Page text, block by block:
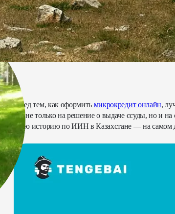
МФО TodayFinance Kazakhstan.
перед тем, как оформить микрокредит онлайн,
не только на решение о выдаче ссуды, но и
историю по ИИН в Казахстане — на самом